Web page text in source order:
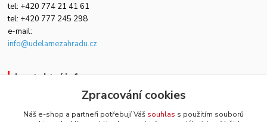
tel: +420 774 21 41 61
tel: +420 777 245 298
e-mail:
info@udelamezahradu.cz
kontaktní informace
Zpracování cookies
Náš e-shop a partneři potřebují Váš souhlas s použitím souborů